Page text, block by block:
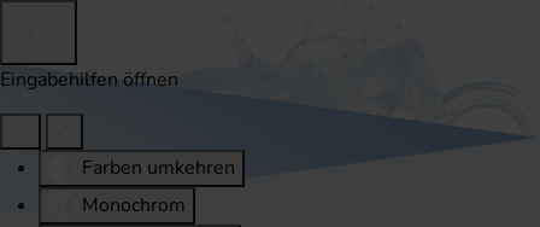
Eingabehilfen öffnen
Farben umkehren
Monochrom